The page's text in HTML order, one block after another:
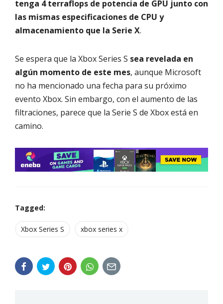
tenga 4 terraflops de potencia de GPU junto con
las mismas especificaciones de CPU y
almacenamiento que la Serie X.
Se espera que la Xbox Series S sea revelada en
algún momento de este mes, aunque Microsoft
no ha mencionado una fecha para su próximo
evento Xbox. Sin embargo, con el aumento de las
filtraciones, parece que la Serie S de Xbox está en
camino.
Tagged:
Xbox Series S xbox series x